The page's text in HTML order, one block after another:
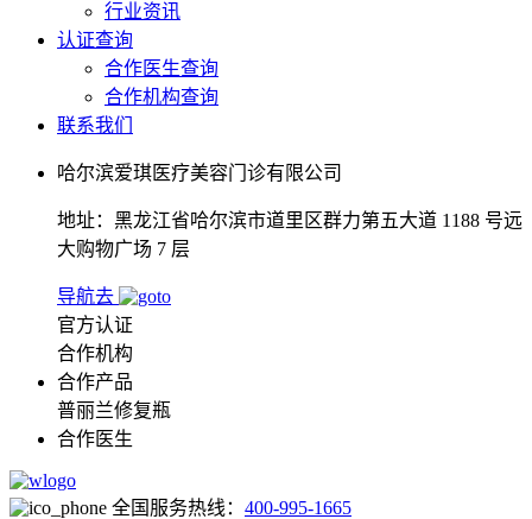
行业资讯
认证查询
合作医生查询
合作机构查询
联系我们
哈尔滨爱琪医疗美容门诊有限公司
地址：黑龙江省哈尔滨市道里区群力第五大道 1188 号远
大购物广场 7 层
导航去
官方认证
合作机构
合作产品
普丽兰修复瓶
合作医生
全国服务热线： 400-995-1665